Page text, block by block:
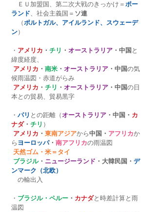
ＥＵ加盟国、第二次大戦のきっかけ＝ ポー
ランド、社会主義国＝ ソ連
（ポルトガル、アイルランド、スウェーデ
ン）
・ アメリカ ・ チリ ・ オーストラリア ・中国 と
緯度経度、
アメリカ ・ 南米 ・ オーストラリア ・中国の気
候雨温図・赤道がらみ
アメリカ ・ チリ ・ オーストラリア ・中国の日
本との貿易、貿易黒字
・ パリ との距離（オーストラリア ・中国・ カ
ナダ・ チリ ）
アメリカ ・ 東南アジアから中国・ アフリカか
ら ヨーロッパ・ 南アフリカの雨温図
天然ゴム・米＝タイ
ブラジル・ ニュージーランド ・大韓民国・ デ
ンマーク（北欧）
の輸出入
・ ブラジル・ペルー ・ カナダと時差計算と雨
温図